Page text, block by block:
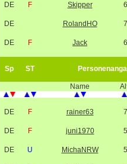
DE F Skipper
DE RolandHO
DE F Jack
Sp ST
Name
DE F rainer63
DE F juni1970
DE U MichaNRW